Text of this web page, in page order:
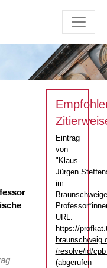
Eintrag
von
"Klaus-
Jürgen
im
URL:
https://
/resolve/id/
(abgerufen